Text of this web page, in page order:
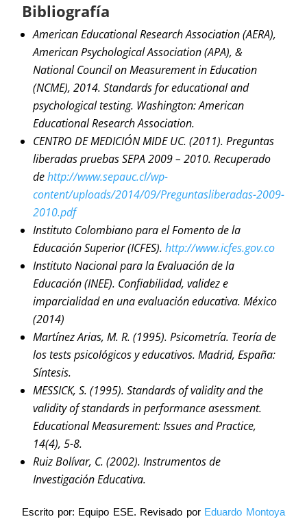
Bibliografía
American Educational Research Association (AERA),
American Psychological Association (APA), &
National Council on Measurement in Education
(NCME), 2014. Standards for educational and
psychological testing. Washington: American
Educational Research Association.
CENTRO DE MEDICIÓN MIDE UC. (2011). Preguntas
liberadas pruebas SEPA 2009 – 2010. Recuperado
dehttp://www.sepauc.cl/wp-
content/uploads/2014/09/Preguntasliberadas-2009-
2010.pdf
Instituto Colombiano para el Fomento de la
Educación Superior (ICFES).http://www.icfes.gov.co
Instituto Nacional para la Evaluación de la
Educación (INEE). Confiabilidad, validez e
imparcialidad en una evaluación educativa. México
(2014)
Martínez Arias, M. R. (1995). Psicometría. Teoría de
los tests psicológicos y educativos. Madrid, España:
Síntesis.
MESSICK, S. (1995). Standards of validity and the
validity of standards in performance asessment.
Educational Measurement: Issues and Practice,
14(4), 5-8.
Ruiz Bolívar, C. (2002). Instrumentos de
Investigación Educativa.
Escrito por: Equipo ESE. Revisado por Eduardo Montoya